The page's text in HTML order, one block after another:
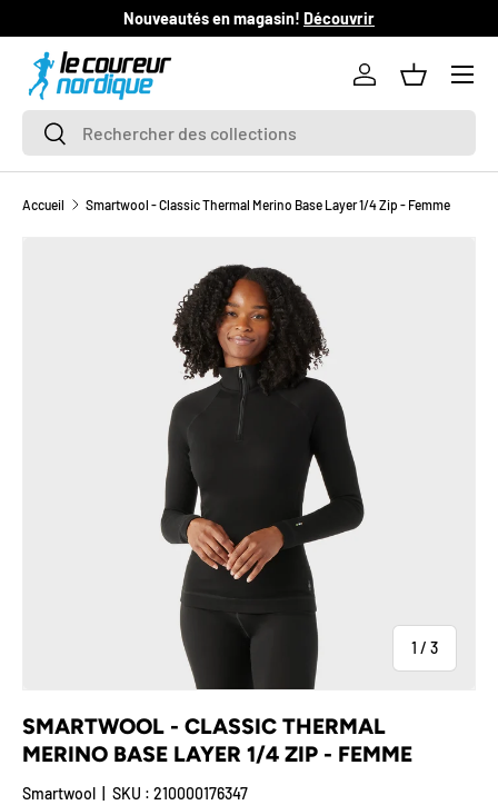
ALLER AU CONTENU
Nouveautés en magasin! Découvrir
Recherche
Rechercher
Se connecter
Panier
Accueil Smartwool - Classic Thermal Merino Base Layer 1/4 Zip - Femme
PASSER AUX INFORMATIONS PRODUITS
1 / de
3
SMARTWOOL - CLASSIC THERMAL
MERINO BASE LAYER 1/4 ZIP - FEMME
Smartwool SKU : 210000176347